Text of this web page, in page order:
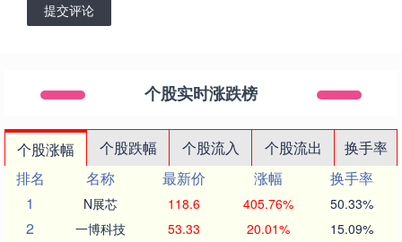
提交评论
个股实时涨跌榜
个股涨幅 个股跌幅 个股流入 个股流出
换手率
排名
名称 最新价 涨幅
换手率
1
N展芯 118.6 405.76% 50.33%
2 一博科技 53.33 20.01% 15.09%